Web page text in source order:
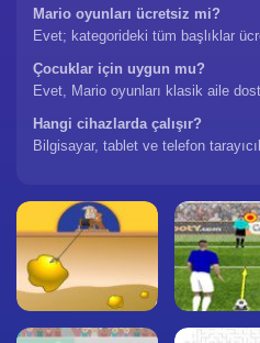
Mario oyunları ücretsiz mi?
Evet; kategorideki tüm başlıklar
Çocuklar için uygun mu?
Evet, Mario oyunları klasik aile
Hangi cihazlarda çalışır?
Bilgisayar, tablet ve telefon